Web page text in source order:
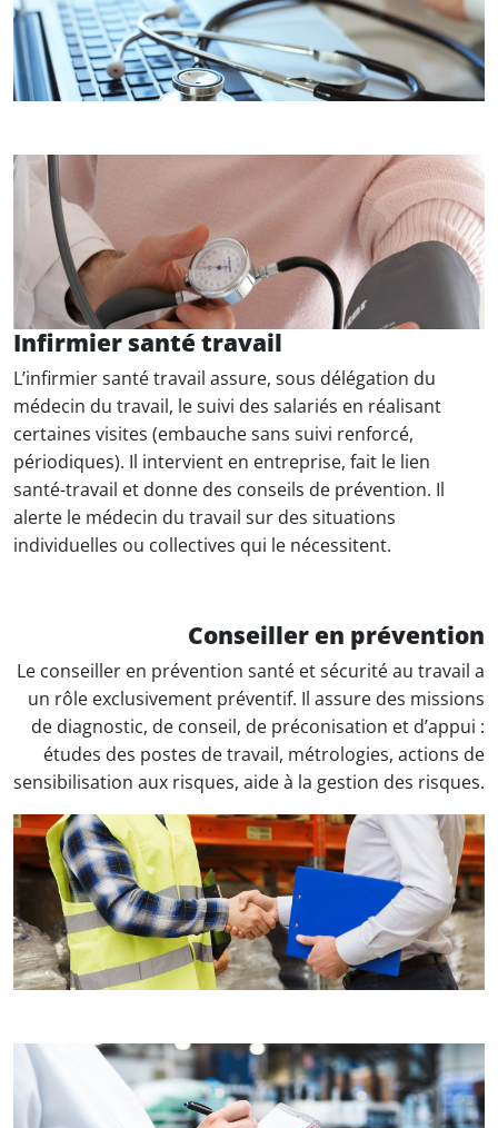
Infirmier santé travail
L’infirmier santé travail assure, sous délégation du
médecin du travail, le suivi des salariés en réalisant
certaines visites (embauche sans suivi renforcé,
périodiques). Il intervient en entreprise, fait le lien
santé-travail et donne des conseils de prévention. Il
alerte le médecin du travail sur des situations
individuelles ou collectives qui le nécessitent.
Conseiller en prévention
Le conseiller en prévention santé et sécurité au travail a
un rôle exclusivement préventif. Il assure des missions
de diagnostic, de conseil, de préconisation et d’appui :
études des postes de travail, métrologies, actions de
sensibilisation aux risques, aide à la gestion des risques.